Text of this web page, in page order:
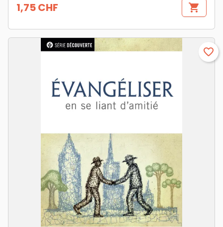
Prix
1,75 CHF shopping_cart
favorite_border